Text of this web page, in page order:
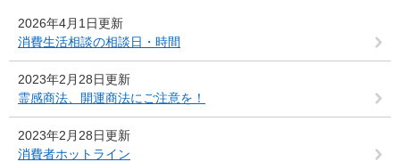
2026年4月1日更新
消費生活相談の相談日・時間
2023年2月28日更新
霊感商法、開運商法にご注意を！
2023年2月28日更新
消費者ホットライン